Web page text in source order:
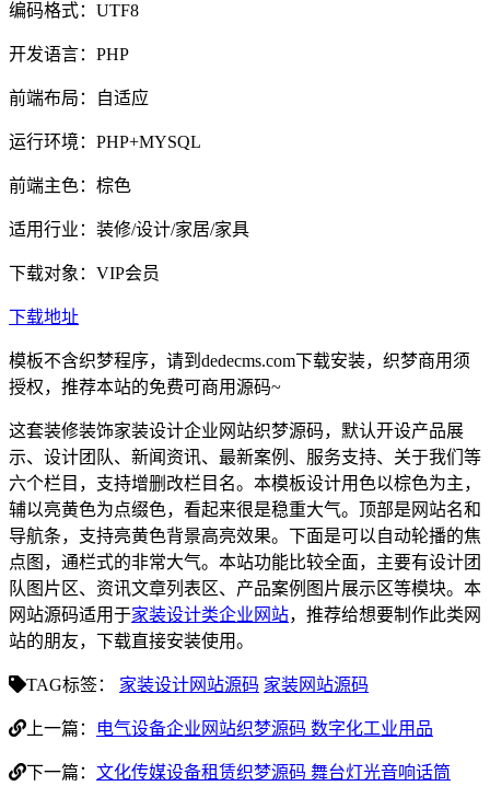
编码格式：UTF8
开发语言：PHP
前端布局：自适应
运行环境：PHP+MYSQL
前端主色：棕色
适用行业：装修/设计/家居/家具
下载对象：VIP会员
下载地址
模板不含织梦程序，请到dedecms.com下载安装，织梦商用须
授权，推荐本站的免费可商用源码~
这套装修装饰家装设计企业网站织梦源码，默认开设产品展
示、设计团队、新闻资讯、最新案例、服务支持、关于我们等
六个栏目，支持增删改栏目名。本模板设计用色以棕色为主，
辅以亮黄色为点缀色，看起来很是稳重大气。顶部是网站名和
导航条，支持亮黄色背景高亮效果。下面是可以自动轮播的焦
点图，通栏式的非常大气。本站功能比较全面，主要有设计团
队图片区、资讯文章列表区、产品案例图片展示区等模块。本
网站源码适用于家装设计类企业网站，推荐给想要制作此类网
站的朋友，下载直接安装使用。
TAG标签： 家装设计网站源码 家装网站源码
上一篇： 电气设备企业网站织梦源码 数字化工业用品
下一篇： 文化传媒设备租赁织梦源码 舞台灯光音响话筒